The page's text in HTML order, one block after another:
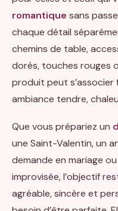
romantique sans
chaque détail
chemins de table,
dorés, touches rouges
produit peut
ambiance tendre,
Que vous prépariez un
une Saint-Valentin, un
demande en mariage
improvisée, l’objectif
agréable, sincère et